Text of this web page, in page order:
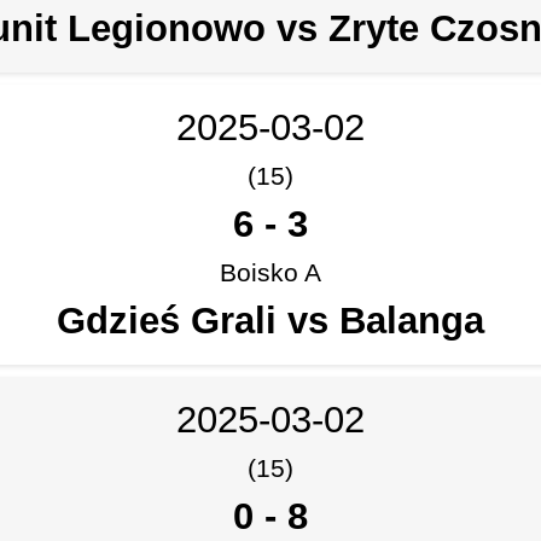
Legionowo vs Zryte
2025-03-02
(15)
6 - 3
Boisko A
Gdzieś Grali vs Balanga
2025-03-02
(15)
0 - 8